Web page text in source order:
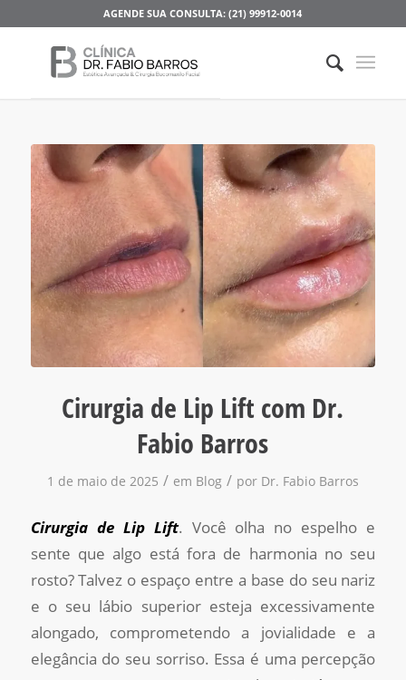
AGENDE SUA CONSULTA: (21) 99912-0014
Cirurgia de Lip Lift com Dr.
Fabio Barros
1 de maio de 2025 / em Blog / por Dr. Fabio Barros
Cirurgia de Lip Lift. Você olha no espelho e
sente que algo está fora de harmonia no seu
rosto? Talvez o espaço entre a base do seu nariz
e o seu lábio superior esteja excessivamente
alongado, comprometendo a jovialidade e a
elegância do seu sorriso. Essa é uma percepção